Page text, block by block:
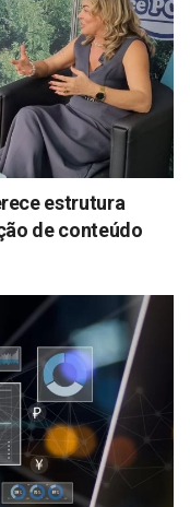
estrutura
de conteúdo